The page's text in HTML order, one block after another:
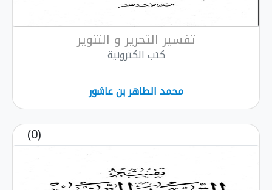
تفسير التحرير و التنوير
كتب الكترونية
محمد الطاهر بن عاشور
(0)